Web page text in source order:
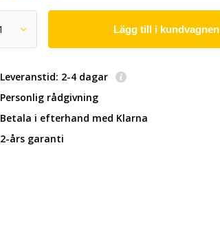
Lägg till i kundvagnen
Leveranstid: 2-4 dagar
Personlig rådgivning
Betala i efterhand med Klarna
2-års garanti